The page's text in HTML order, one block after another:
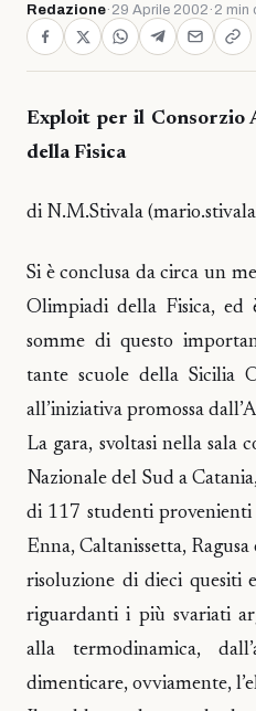
Redazione· 29 Aprile 2002 · 2 min
Exploit per il Consorzio
della Fisica
di N.M.Stivala
Si è conclusa da circa un
Olimpiadi della Fisica,
somme di questo
tante scuole della Sicilia
all’iniziativa promossa
La gara, svoltasi nella sala
Nazionale del Sud a
di 117 studenti
Enna, Caltanissetta,
risoluzione di dieci quesiti
riguardanti i più svariati
alla termodinamica,
dimenticare, ovviamente,